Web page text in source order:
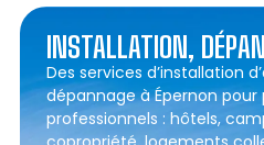
INSTALLATION,
Des services d’installation
dépannage à Épernon
professionnels : hôtels,